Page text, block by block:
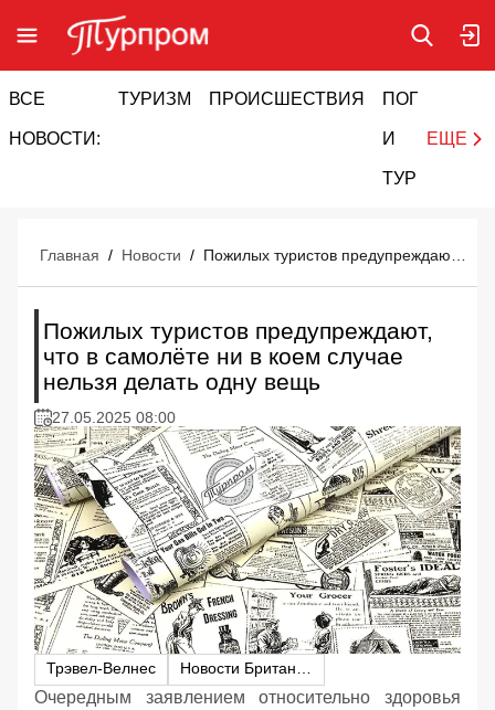
ВСЕ
НОВОСТИ:
ТУРИЗМ ПРОИСШЕСТВИЯ ПОГОДА
И
ТУРИЗМ
ЕЩЕ
Главная / Новости /
Пожилых туристов предупреждают,
что в самолёте ни в коем случае
нельзя делать одну вещь
27.05.2025 08:00
Трэвел-Велнес
Очередным заявлением относительно здоровья